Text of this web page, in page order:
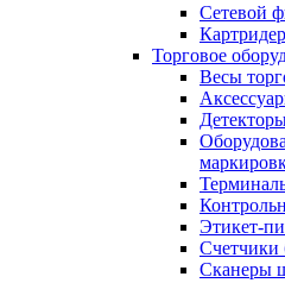
Сетевой
Торговое
Весы
Этикет-
Счетчики
Сканеры